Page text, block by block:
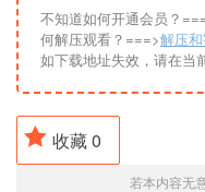
不知道如何开通会员？
何解压观看？===>解压
如下载地址失效，请在当
收藏0
若本内容无